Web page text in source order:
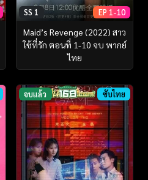
SS 1 EP 1-10
Maid’s Revenge (2022) สาว
ใช้ที่รัก ตอนที่ 1-10 จบ พากย์
ไทย
จบแล้ว ซับไทย